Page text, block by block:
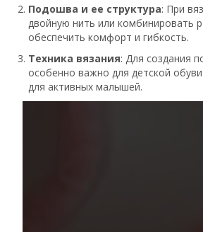
Подошва и ее структура: При
двойную нить или комбинировать
обеспечить комфорт и гибкость.
Техника вязания: Для создания
особенно важно для детской
для активных малышей.